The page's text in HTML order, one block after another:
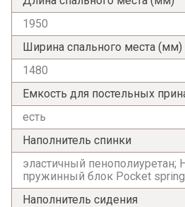
Я ознакомлен с
обработки
1950
Ширина спального места (мм)
1480
Емкость для постельных
есть
Наполнитель спинки
эластичный пенополиуретан;
пружинный блок Pocket spring
Наполнитель сидения